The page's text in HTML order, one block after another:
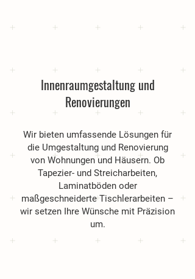
Innenraumgestaltung und
Renovierungen
Wir bieten umfassende Lösungen für
die Umgestaltung und Renovierung
von Wohnungen und Häusern. Ob
Tapezier- und Streicharbeiten,
Laminatböden oder
maßgeschneiderte Tischlerarbeiten –
wir setzen Ihre Wünsche mit Präzision
um.